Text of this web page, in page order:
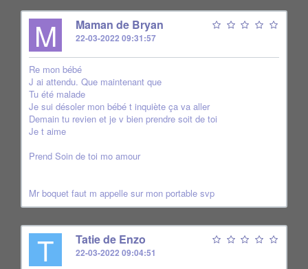
M Maman de Bryan
22-03-2022 09:31:57
Re mon bébé
J ai attendu. Que maintenant que
Tu été malade
Je sui désoler mon bébé t inquiète ça va aller
Demain tu revien et je v bien prendre soit de toi
Je t aime
Prend Soin de toi mo amour
Mr boquet faut m appelle sur mon portable svp
T Tatie de Enzo
22-03-2022 09:04:51